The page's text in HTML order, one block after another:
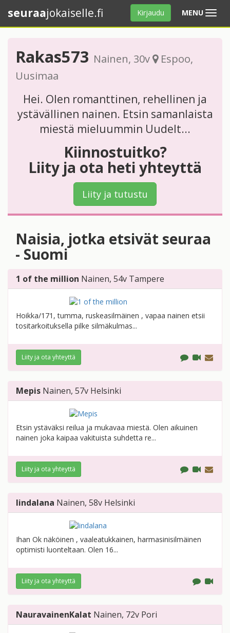
MENU Avaa
valikko
seuraajokaiselle.fi Kirjaudu
Rakas573 Nainen, 30v Espoo,
Uusimaa
Hei. Olen romanttinen, rehellinen ja
ystävällinen nainen. Etsin samanlaista
miestä mieluummin Uudelt...
Kiinnostuitko?
Liity ja ota heti yhteyttä
Liity ja tutustu
Naisia, jotka etsivät seuraa
- Suomi
1 of the million Nainen, 54v Tampere
Hoikka/171, tumma, ruskeasilmäinen , vapaa nainen etsii
tositarkoituksella pilke silmäkulmas...
Liity ja ota yhteyttä
Mepis Nainen, 57v Helsinki
Etsin ystäväksi reilua ja mukavaa miestä. Olen aikuinen
nainen joka kaipaa vakituista suhdetta re...
Liity ja ota yhteyttä
lindalana Nainen, 58v Helsinki
Ihan Ok näköinen , vaaleatukkainen, harmasinisilmäinen
optimisti luonteltaan. Olen 16...
Liity ja ota yhteyttä
NauravainenKalat Nainen, 72v Pori